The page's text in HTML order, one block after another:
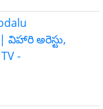
విహారి అరెస్టు,
-